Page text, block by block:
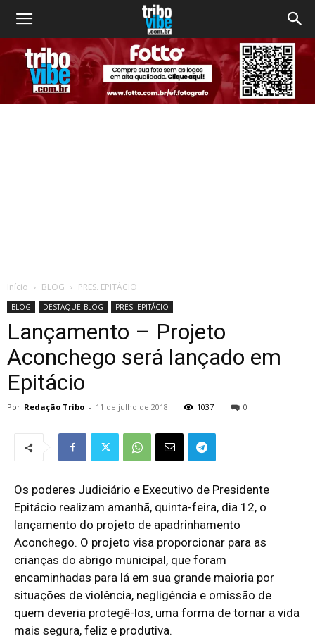
Início BLOG PRES. EPITÁCIO
BLOG DESTAQUE_BLOG PRES. EPITÁCIO
Lançamento – Projeto
Aconchego será lançado em
Epitácio
Por Redação Tribo - 11 de julho de 2018 1037 0
Os poderes Judiciário e Executivo de Presidente
Epitácio realizam amanhã, quinta-feira, dia 12, o
lançamento do projeto de apadrinhamento
Aconchego. O projeto visa proporcionar para as
crianças do abrigo municipal, que foram
encaminhadas para lá em sua grande maioria por
situações de violência, negligência e omissão de
quem deveria protegê-los, uma forma de tornar a vida
mais segura, feliz e produtiva.